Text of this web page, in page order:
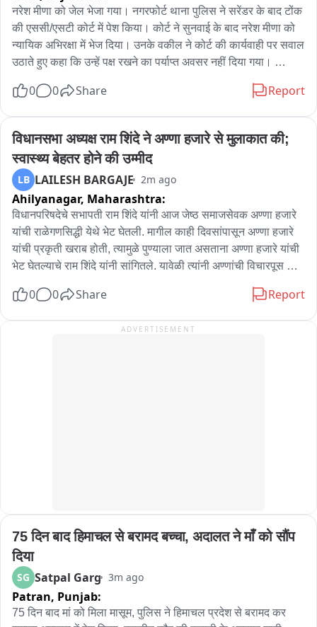
गिरफ्तार किया है डिप्टी एसपी सुरेंद्र सिंह ने कहा उन्हें मुखबिर से कस्बे के
एक होटल में अनैतिक काम की सूचना मिली थी इस सूचना पर तत्काल
लालसोट पुलिस थाने का जाप्ता साथ लेकर छापेमारी की जहां से पंजाब ,
मध्य प्रदेश सहित अन्य राज्यों की चार युवतियां मिली तो वहीं लालसोट और
गिरफ्तार किया है फिलहाल अनुसंधान में सामने आया की युवतियों को बाहर से
और इसमें कौन-कौन लोग शामिल है इसको लेकर जांच पड़ताल की जा रही है
डिप्टी एसपी ने कहा पुलिस का प्रयास है लालसोट अपराध और नशा मुक्त हो
और लोग भय मुक्त होकर यहां रहे सरकार की जीरो टॉलरेंस नीति के तहत
पुलिस काम कर रही है ।
बाइट सुरेंद्र सिंह डिप्टी एसपी लालसोट
नरेश मीणा को जेल भेजा गया। नगरफोर्ट थाना पुलिस ने सरेंडर के बाद टोंक
की एससी/एसटी कोर्ट में पेश किया। कोर्ट ने सुनवाई के बाद नरेश मीणा को
न्यायिक अभिरक्षा में भेज दिया। उनके वकील ने कोर्ट की कार्यवाही पर सवाल
उठाते हुए कहा कि उन्हें पक्ष रखने का पर्याप्त अवसर नहीं दिया गया।
टोंक स्थित एससी/एसटी कोर्ट में पेश किया गया। कोर्ट में सुनवाई के बाद
कहा कि इस प्रक्रिया में एकपक्षीय सुनवाई की गई।
0 0 Share Report
विधानसभा अध्यक्ष राम शिंदे ने अण्णा हजारे से मुलाकात की;
स्वास्थ्य बेहतर होने की उम्मीद
LB LAILESH BARGAJE 2m ago
Ahilyanagar, Maharashtra:
विधानपरिषदेचे सभापती राम शिंदे यांनी आज जेष्ठ समाजसेवक अण्णा हजारे
यांची राळेगणसिद्धी येथे भेट घेतली. मागील काही दिवसांपासून अण्णा हजारे
यांची प्रकृती खराब होती, त्यामुळे पुण्याला जात असताना अण्णा हजारे यांची
भेट घेतल्याचे राम शिंदे यांनी सांगितले. यावेळी त्यांनी अण्णांची विचारपूस
राम शिंदे म्हणाले.
0 0 Share Report
ADVERTISEMENT
75 दिन बाद हिमाचल से बरामद बच्चा, अदालत ने माँ को सौंप
दिया
SG Satpal Garg 3m ago
Patran, Punjab:
75 दिन बाद मां को मिला मासूम, पुलिस ने हिमाचल प्रदेश से बरामद कर